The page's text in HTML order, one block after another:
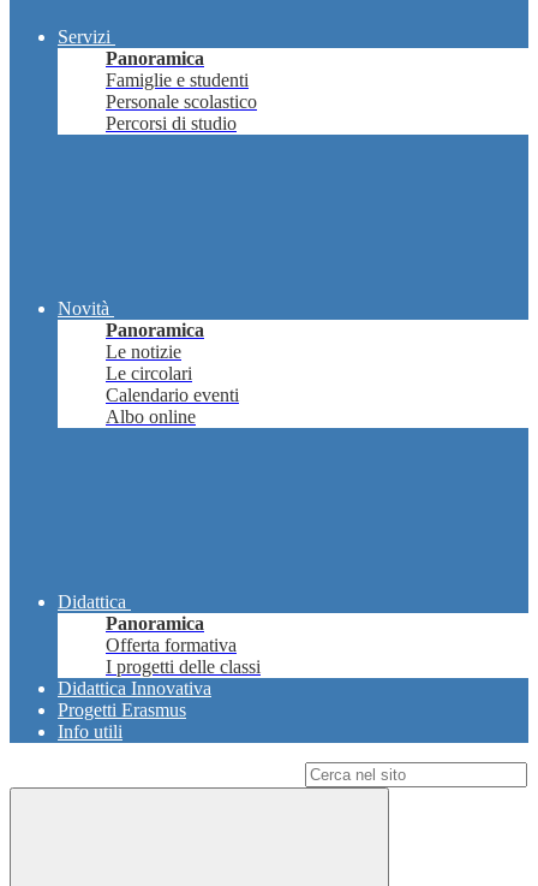
Servizi
Panoramica
Famiglie e studenti
Personale scolastico
Percorsi di studio
Novità
Panoramica
Le notizie
Le circolari
Calendario eventi
Albo online
Didattica
Panoramica
Offerta formativa
I progetti delle classi
Didattica Innovativa
Progetti Erasmus
Info utili